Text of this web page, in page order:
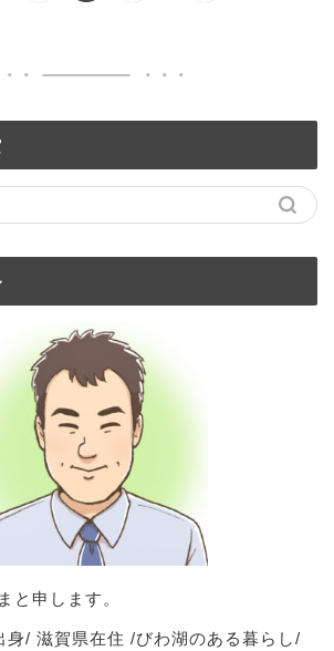
と申します。
身/ 滋賀県在住 /びわ湖のある暮らし/